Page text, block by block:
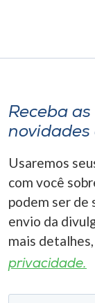
A-
Receba as
novidades
Usaremos
com você
podem ser de
envio da
mais
privacidade.